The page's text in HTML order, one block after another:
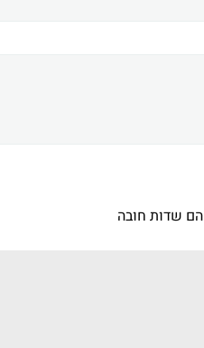
הם שדות חובה